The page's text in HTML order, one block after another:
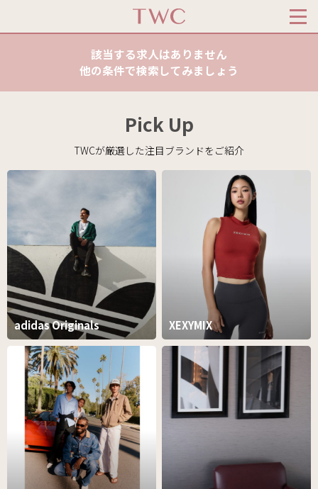
該当する求人はありません
他の条件で検索してみましょう
Pick Up
TWCが厳選した注目ブランドをご紹介
adidas Originals XEXYMIX